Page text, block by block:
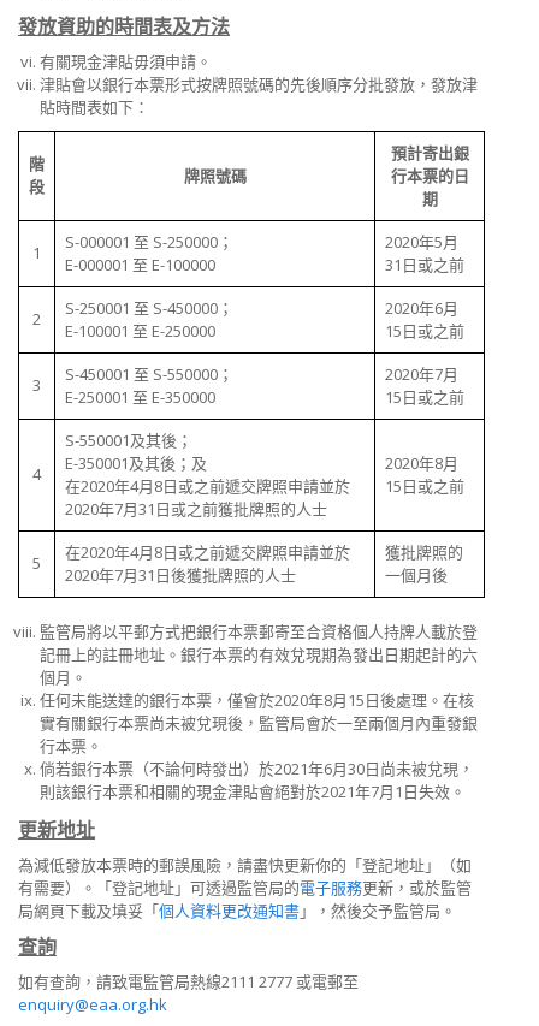
發放資助的時間表及方法
有關現金津貼毋須申請。
津貼會以銀行本票形式按牌照號碼的先後順序分批發放，發放津
貼時間表如下：
階
段
牌照號碼
預計寄出銀
行本票的日
期
1 S-000001 至 S-250000 ；
E-000001 至 E-100000
2020年5月
31日或之前
2 S-250001 至 S-450000 ；
E-100001 至 E-250000
2020年6月
15日或之前
3 S-450001 至 S-550000 ；
E-250001 至 E-350000
2020年7月
15日或之前
4
S-550001及其後 ；
E-350001及其後；及
在2020年4月8日或之前遞交牌照申請並於
2020年7月31日或之前獲批牌照的人士
2020年8月
15日或之前
5
在2020年4月8日或之前遞交牌照申請並於
2020年7月31日後獲批牌照的人士
獲批牌照的
一個月後
監管局將以平郵方式把銀行本票郵寄至合資格個人持牌人載於登
記冊上的註冊地址。銀行本票的有效兌現期為發出日期起計的六
個月。
任何未能送達的銀行本票，僅會於2020年8月15日後處理。在核
實有關銀行本票尚未被兌現後，監管局會於一至兩個月內重發銀
行本票。
倘若銀行本票（不論何時發出）於2021年6月30日尚未被兌現，
則該銀行本票和相關的現金津貼會絕對於2021年7月1日失效。
更新地址
為減低發放本票時的郵誤風險，請盡快更新你的「登記地址」（如
有需要）。「登記地址」可透過監管局的電子服務更新，或於監管
局網頁下載及填妥「個人資料更改通知書」，然後交予監管局。
查詢
如有查詢，請致電監管局熱線2111 2777 或電郵至
enquiry@eaa.org.hk